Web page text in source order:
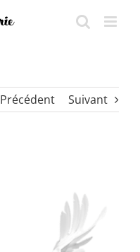
Précédent Suivant